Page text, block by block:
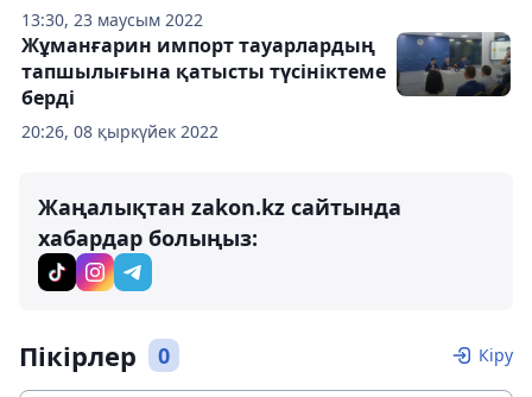
13:30, 23 маусым 2022
20:26, 08 қыркүйек 2022
Жұманғарин импорт тауарлардың
тапшылығына қатысты түсініктеме
берді
Жаңалықтан zakon.kz сайтында
хабардар болыңыз:
Пікірлер 0 Кіру